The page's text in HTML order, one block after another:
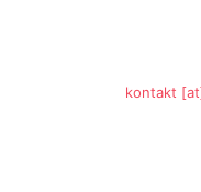
kontakt